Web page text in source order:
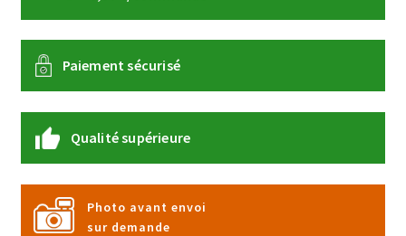
Paiement sécurisé
Qualité supérieure
Photo avant envoi
sur demande